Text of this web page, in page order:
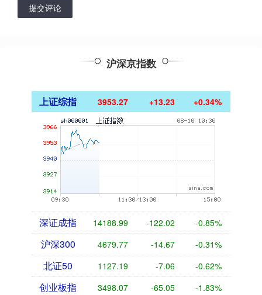
提交评论
沪深京指数
上证综指 3953.27 +13.23 +0.34%
深证成指 14188.99 -122.02 -0.85%
沪深300 4679.77 -14.67 -0.31%
北证50 1127.19 -7.06 -0.62%
创业板指 3498.07 -65.05 -1.83%